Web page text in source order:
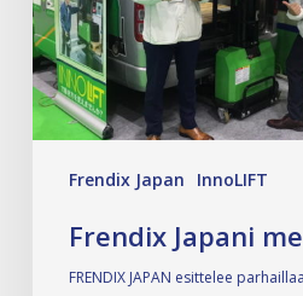
Frendix Japan InnoLIFT
Frendix Japani
FRENDIX JAPAN esittelee